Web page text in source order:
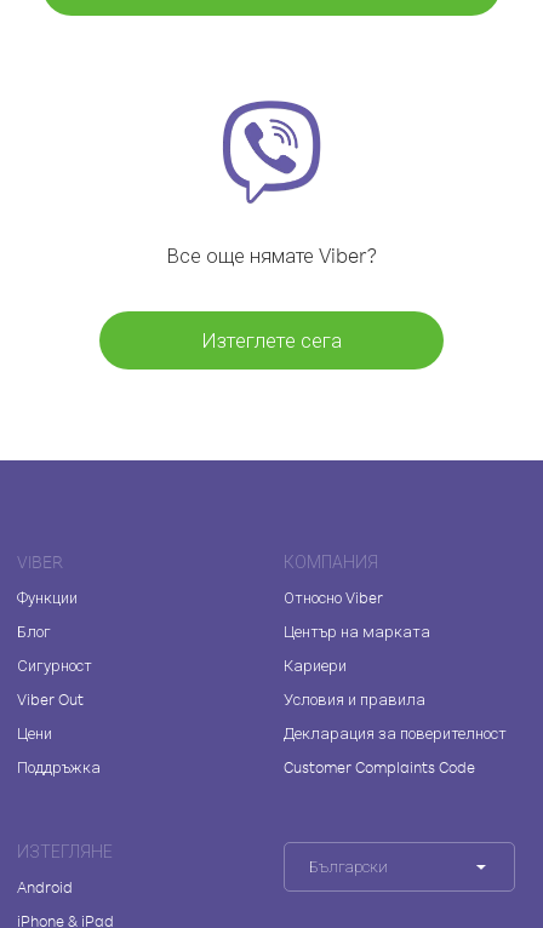
Все още нямате Viber?
Изтеглете сега
VIBER
Функции
Блог
Сигурност
Viber Out
Цени
Поддръжка
КОМПАНИЯ
Относно Viber
Център на марката
Кариери
Условия и правила
Декларация за поверителност
Customer Complaints Code
ИЗТЕГЛЯНЕ
Android
iPhone & iPad
Български